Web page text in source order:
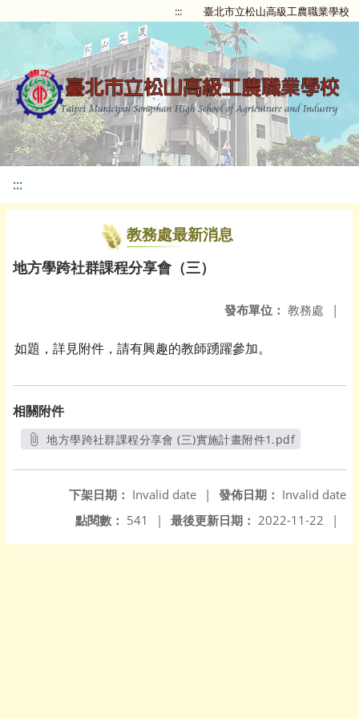
::: 臺北市立松山高級工農職業學校
:::
教務處最新消息
地方學跨社群課程分享會（三）
發布單位： 教務處 |
如題，詳見附件，請有興趣的教師踴躍參加。
相關附件
地方學跨社群課程分享會 (三)實施計畫附件1.pdf
發佈日期： Invalid date
下架日期： Invalid date
|
最後更新日期： 2022-11-22 |
點閱數： 541 |